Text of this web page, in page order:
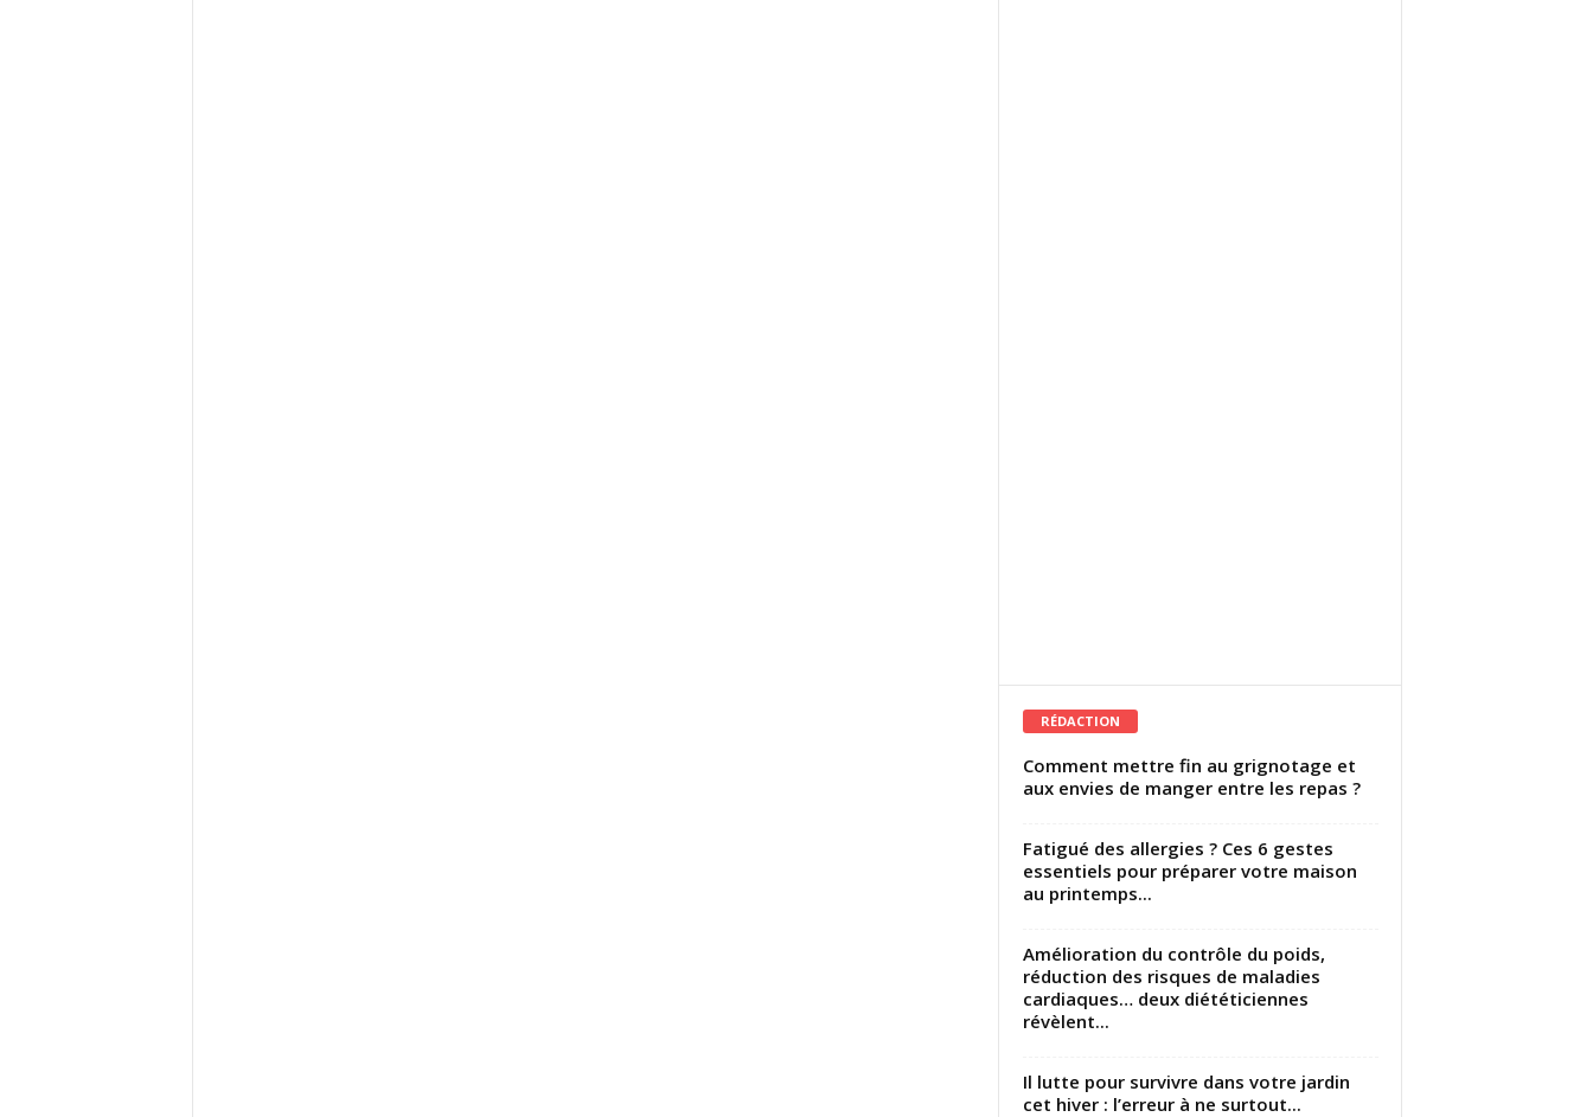
RÉDACTION
Comment mettre fin au grignotage et
aux envies de manger entre les repas ?
Fatigué des allergies ? Ces 6 gestes
essentiels pour préparer votre maison
au printemps...
Amélioration du contrôle du poids,
réduction des risques de maladies
cardiaques… deux diététiciennes
révèlent...
Il lutte pour survivre dans votre jardin
cet hiver : l’erreur à ne surtout...